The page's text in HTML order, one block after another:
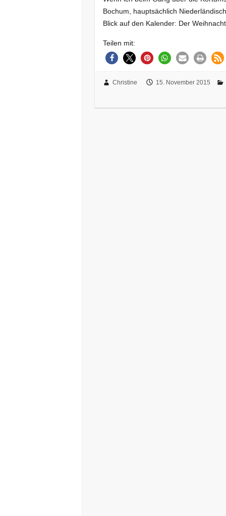
Bochum, hauptsächlich
Blick auf den Kalender: Der
Teilen mit:
Christine 15. November 2015